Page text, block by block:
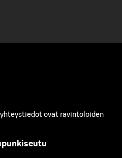
ovat ravintoloiden